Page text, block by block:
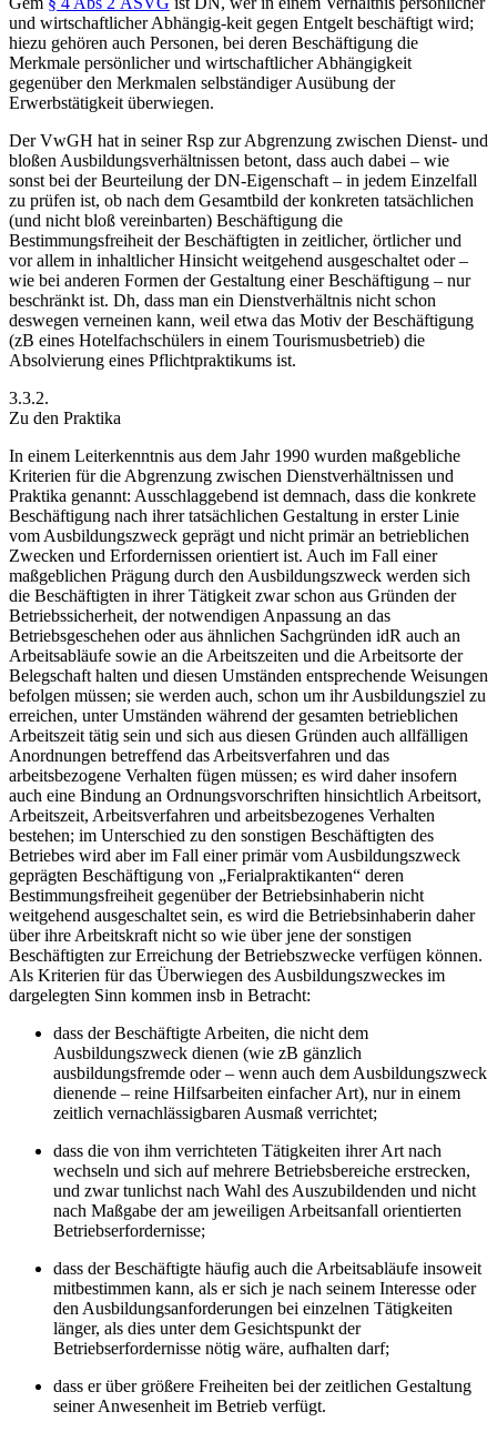
und wirtschaftlicher Abhängig-keit gegen Entgelt beschäftigt wird;
hiezu gehören auch Personen, bei deren Beschäftigung die
Merkmale persönlicher und wirtschaftlicher Abhängigkeit
gegenüber den Merkmalen selbständiger Ausübung der
Erwerbstätigkeit überwiegen.
Der VwGH hat in seiner Rsp zur Abgrenzung zwischen Dienst- und
bloßen Ausbildungsverhältnissen betont, dass auch dabei – wie
sonst bei der Beurteilung der DN-Eigenschaft – in jedem Einzelfall
zu prüfen ist, ob nach dem Gesamtbild der konkreten tatsächlichen
(und nicht bloß vereinbarten) Beschäftigung die
Bestimmungsfreiheit der Beschäftigten in zeitlicher, örtlicher und
vor allem in inhaltlicher Hinsicht weitgehend ausgeschaltet oder –
wie bei anderen Formen der Gestaltung einer Beschäftigung – nur
beschränkt ist. Dh, dass man ein Dienstverhältnis nicht schon
deswegen verneinen kann, weil etwa das Motiv der Beschäftigung
(zB eines Hotelfachschülers in einem Tourismusbetrieb) die
Absolvierung eines Pflichtpraktikums ist.
3.3.2.
Zu den Praktika
In einem Leiterkenntnis aus dem Jahr 1990 wurden maßgebliche
Kriterien für die Abgrenzung zwischen Dienstverhältnissen und
Praktika genannt: Ausschlaggebend ist demnach, dass die konkrete
Beschäftigung nach ihrer tatsächlichen Gestaltung in erster Linie
vom Ausbildungszweck geprägt und nicht primär an betrieblichen
Zwecken und Erfordernissen orientiert ist. Auch im Fall einer
maßgeblichen Prägung durch den Ausbildungszweck werden sich
die Beschäftigten in ihrer Tätigkeit zwar schon aus Gründen der
Betriebssicherheit, der notwendigen Anpassung an das
Betriebsgeschehen oder aus ähnlichen Sachgründen idR auch an
Arbeitsabläufe sowie an die Arbeitszeiten und die Arbeitsorte der
Belegschaft halten und diesen Umständen entsprechende Weisungen
befolgen müssen; sie werden auch, schon um ihr Ausbildungsziel zu
erreichen, unter Umständen während der gesamten betrieblichen
Arbeitszeit tätig sein und sich aus diesen Gründen auch allfälligen
Anordnungen betreffend das Arbeitsverfahren und das
arbeitsbezogene Verhalten fügen müssen; es wird daher insofern
auch eine Bindung an Ordnungsvorschriften hinsichtlich Arbeitsort,
Arbeitszeit, Arbeitsverfahren und arbeitsbezogenes Verhalten
bestehen; im Unterschied zu den sonstigen Beschäftigten des
Betriebes wird aber im Fall einer primär vom Ausbildungszweck
geprägten Beschäftigung von „Ferialpraktikanten“ deren
Bestimmungsfreiheit gegenüber der Betriebsinhaberin nicht
weitgehend ausgeschaltet sein, es wird die Betriebsinhaberin daher
über ihre Arbeitskraft nicht so wie über jene der sonstigen
Beschäftigten zur Erreichung der Betriebszwecke verfügen können.
Als Kriterien für das Überwiegen des Ausbildungszweckes im
dargelegten Sinn kommen insb in Betracht:
dass der Beschäftigte Arbeiten, die nicht dem
Ausbildungszweck dienen (wie zB gänzlich
ausbildungsfremde oder – wenn auch dem Ausbildungszweck
dienende – reine Hilfsarbeiten einfacher Art), nur in einem
zeitlich vernachlässigbaren Ausmaß verrichtet;
dass die von ihm verrichteten Tätigkeiten ihrer Art nach
wechseln und sich auf mehrere Betriebsbereiche erstrecken,
und zwar tunlichst nach Wahl des Auszubildenden und nicht
nach Maßgabe der am jeweiligen Arbeitsanfall orientierten
Betriebserfordernisse;
dass der Beschäftigte häufig auch die Arbeitsabläufe insoweit
mitbestimmen kann, als er sich je nach seinem Interesse oder
den Ausbildungsanforderungen bei einzelnen Tätigkeiten
länger, als dies unter dem Gesichtspunkt der
Betriebserfordernisse nötig wäre, aufhalten darf;
dass er über größere Freiheiten bei der zeitlichen Gestaltung
seiner Anwesenheit im Betrieb verfügt.